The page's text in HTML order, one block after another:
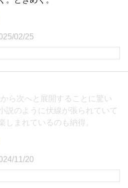
02/25
ら次へと展開することに驚い
説のように伏線が張られていて
しまれているのも納得。
11/20